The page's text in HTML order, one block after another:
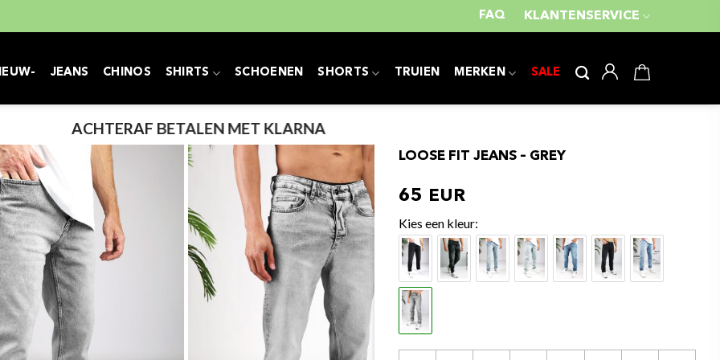
FAQ KLANTENSERVICE
JEANS CHINOS SHIRTS SCHOENEN SHORTS TRUIEN MERKEN SALE
ACHTERAF BETALEN MET KLARNA
LOOSE FIT JEANS – GREY
65
kleur